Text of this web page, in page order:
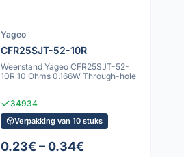
Yageo
CFR25SJT-52-10R
Weerstand Yageo CFR25SJT-52-
10R 10 Ohms 0.166W Through-hole
34934
Verpakking van 10 stuks
0.23€ – 0.34€